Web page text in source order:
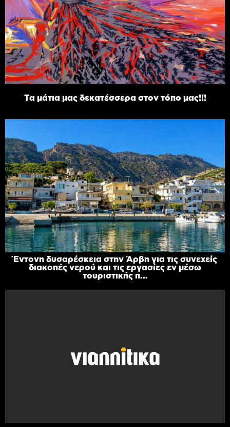
Τα μάτια μας δεκατέσσερα στον τόπο μας!!!
Έντονη δυσαρέσκεια στην Άρβη για τις συνεχείς
διακοπές νερού και τις εργασίες εν μέσω
τουριστικής π...